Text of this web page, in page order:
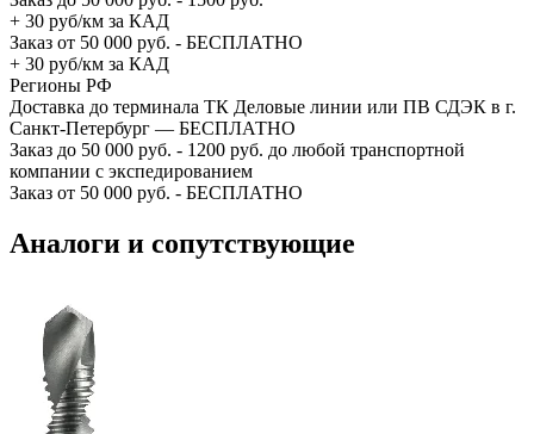
+ 30 руб/км за КАД
Заказ от 50 000 руб. - БЕСПЛАТНО
+ 30 руб/км за КАД
Регионы РФ
Доставка до терминала ТК Деловые линии или ПВ СДЭК в г.
Санкт-Петербург — БЕСПЛАТНО
Заказ до 50 000 руб. - 1200 руб. до любой транспортной
компании с экспедированием
Заказ от 50 000 руб. - БЕСПЛАТНО
Аналоги и сопутствующие